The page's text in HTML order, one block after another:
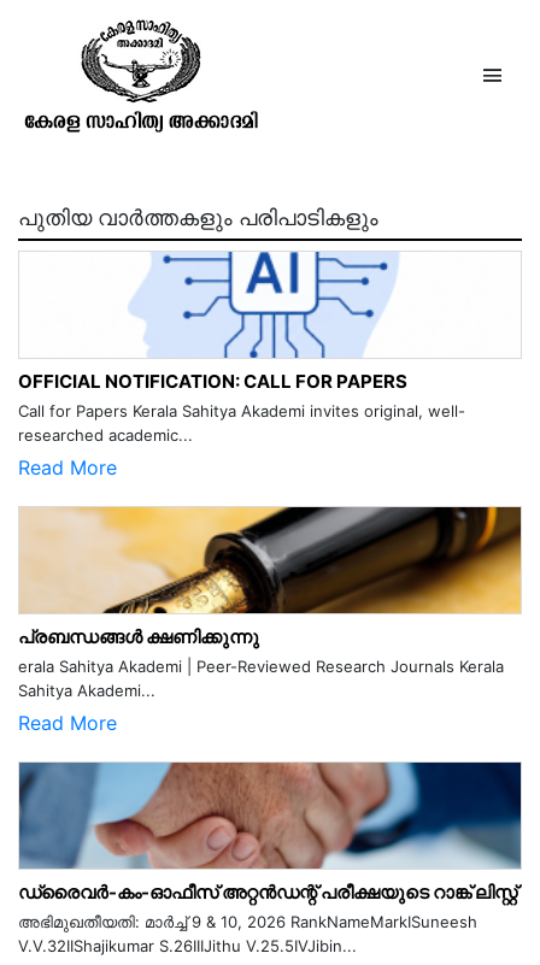
എൻ. കോയിത്തട്ട (നാരായണൻ)
പുതിയ വാർത്തകളും പരിപാടികളും
OFFICIAL NOTIFICATION: CALL FOR PAPERS
Call for Papers Kerala Sahitya Akademi invites original, well-
researched academic...
Read More
പ്രബന്ധങ്ങൾ ക്ഷണിക്കുന്നു
erala Sahitya Akademi | Peer-Reviewed Research Journals Kerala
Sahitya Akademi...
Read More
ഡ്രൈവർ-കം-ഓഫീസ് അറ്റൻഡന്റ് പരീക്ഷയുടെ റാങ്ക് ലിസ്റ്റ്
അഭിമുഖതീയതി: മാർച്ച് 9 & 10, 2026 RankNameMarkISuneesh
V.V.32IIShajikumar S.26IIIJithu V.25.5IVJibin...